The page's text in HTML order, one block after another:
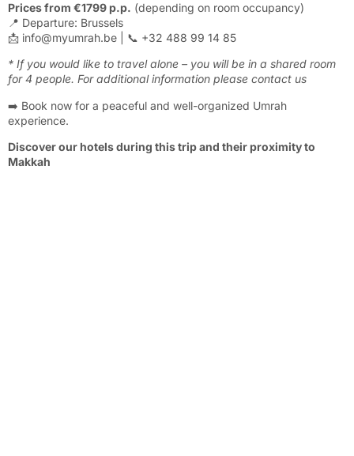
Prices from €1799 p.p. (depending on room occupancy)
📍 Departure: Brussels
📩 info@myumrah.be | 📞 +32 488 99 14 85
* If you would like to travel alone – you will be in a shared room
for 4 people. For additional information please contact us
➡️ Book now for a peaceful and well-organized Umrah
experience.
Discover our hotels during this trip and their proximity to
Makkah